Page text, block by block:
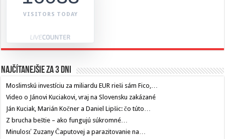
VISITORS TODAY
Najčítanejšie za 3 dni
Moslimskú investíciu za miliardu EUR rieši sám Fico,…
Video o Jánovi Kuciakovi, vraj na Slovensku zakázané
Ján Kuciak, Marián Kočner a Daniel Lipšic: čo túto…
Z brucha beštie – ako fungujú súkromné…
Minulosť Zuzany Čaputovej a parazitovanie na…